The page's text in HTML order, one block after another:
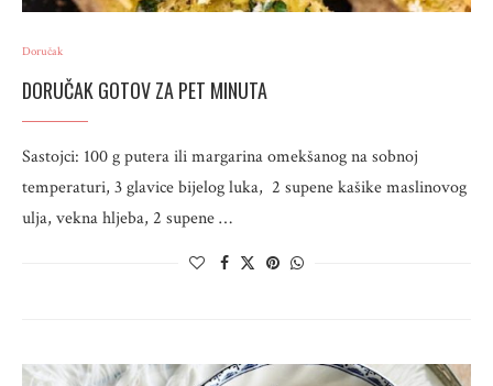
Doručak
DORUČAK GOTOV ZA PET MINUTA
Sastojci: 100 g putera ili margarina omekšanog na sobnoj
temperaturi, 3 glavice bijelog luka, 2 supene kašike maslinovog
ulja, vekna hljeba, 2 supene …